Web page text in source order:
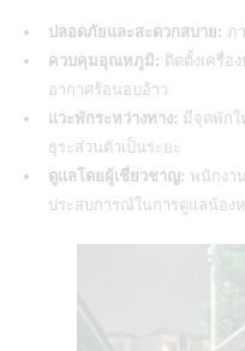
ปลอดภัยและสะดวกสบาย: ภ
ควบคุมอุณหภูมิ: ติดตั้งเครื่อ
อากาศร้อนอบอ้าว
แวะพักระหว่างทาง: มีจุดพักใ
ธุระส่วนตัวเป็นระยะ
ดูแลโดยผู้เชี่ยวชาญ: พนักงา
ประสบการณ์ในการดูแลน้อง